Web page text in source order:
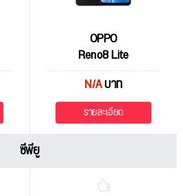
OPPO
Reno8 Lite
N/Aบาท
รายละเอียด
ซีพียู